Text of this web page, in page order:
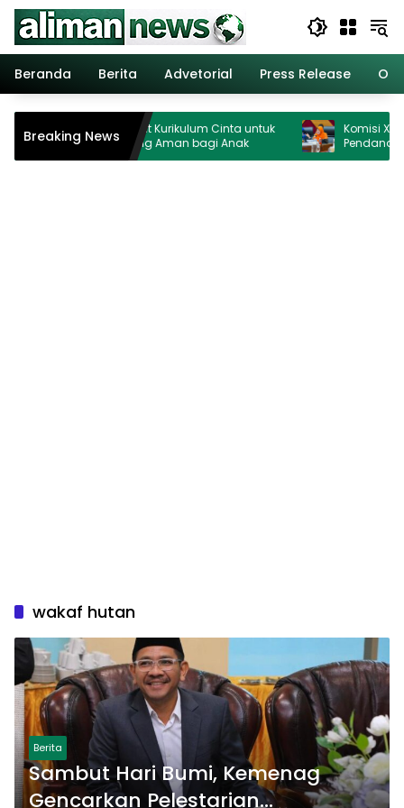
Langsung
konten
Beranda
Berita Advetorial Press Release
Breaking News
Kemenag Perkuat Kurikulum Cinta untuk
Wujudkan Ruang Aman bagi Anak
Komisi X DPR
Pendanaan
Ganggu
wakaf hutan
Berita
Sambut Hari Bumi, Kemenag
Gencarkan Pelestarian